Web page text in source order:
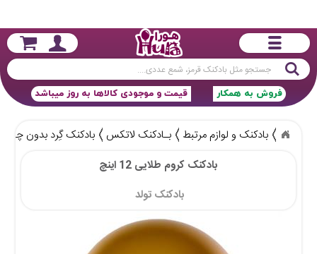
جستجو
قیمت و موجودی کالاها به روز میباشد فروش به همکار
بادکنک و لوازم مرتبط بـادکنک لاتکس
بادکنک گِرد بدون چاپ
بادکنک کروم طلایی 12 اینچ
بادکنک تولد